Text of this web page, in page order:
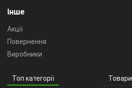
Інше
Акції
Повернення
Виробники
Топ категорії Товари